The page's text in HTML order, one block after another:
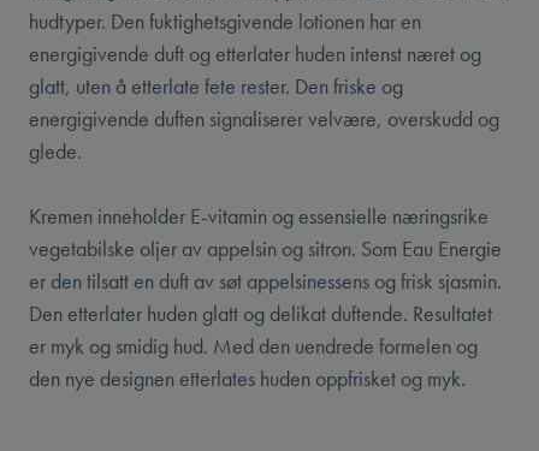
hudtyper. Den fuktighetsgivende lotionen har en
energigivende duft og etterlater huden intenst næret og
glatt, uten å etterlate fete rester. Den friske og
energigivende duften signaliserer velvære, overskudd og
glede.
Kremen inneholder E-vitamin og essensielle næringsrike
vegetabilske oljer av appelsin og sitron. Som Eau Energie
er den tilsatt en duft av søt appelsinessens og frisk sjasmin.
Den etterlater huden glatt og delikat duftende. Resultatet
er myk og smidig hud. Med den uendrede formelen og
den nye designen etterlates huden oppfrisket og myk.